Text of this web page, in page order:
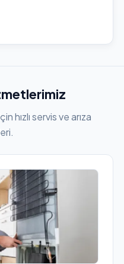
hızlı servis ve arıza